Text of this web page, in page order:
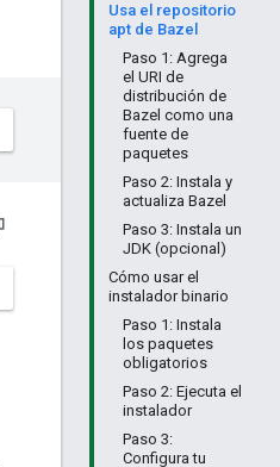
Usa el repositorio
apt de Bazel
Paso 1: Agrega
el URI de
distribución de
Bazel como una
fuente de
paquetes
Paso 2: Instala y
actualiza Bazel
Paso 3: Instala un
JDK (opcional)
Cómo usar el
instalador binario
Paso 1: Instala
los paquetes
obligatorios
Paso 2: Ejecuta el
instalador
Paso 3:
Configura tu